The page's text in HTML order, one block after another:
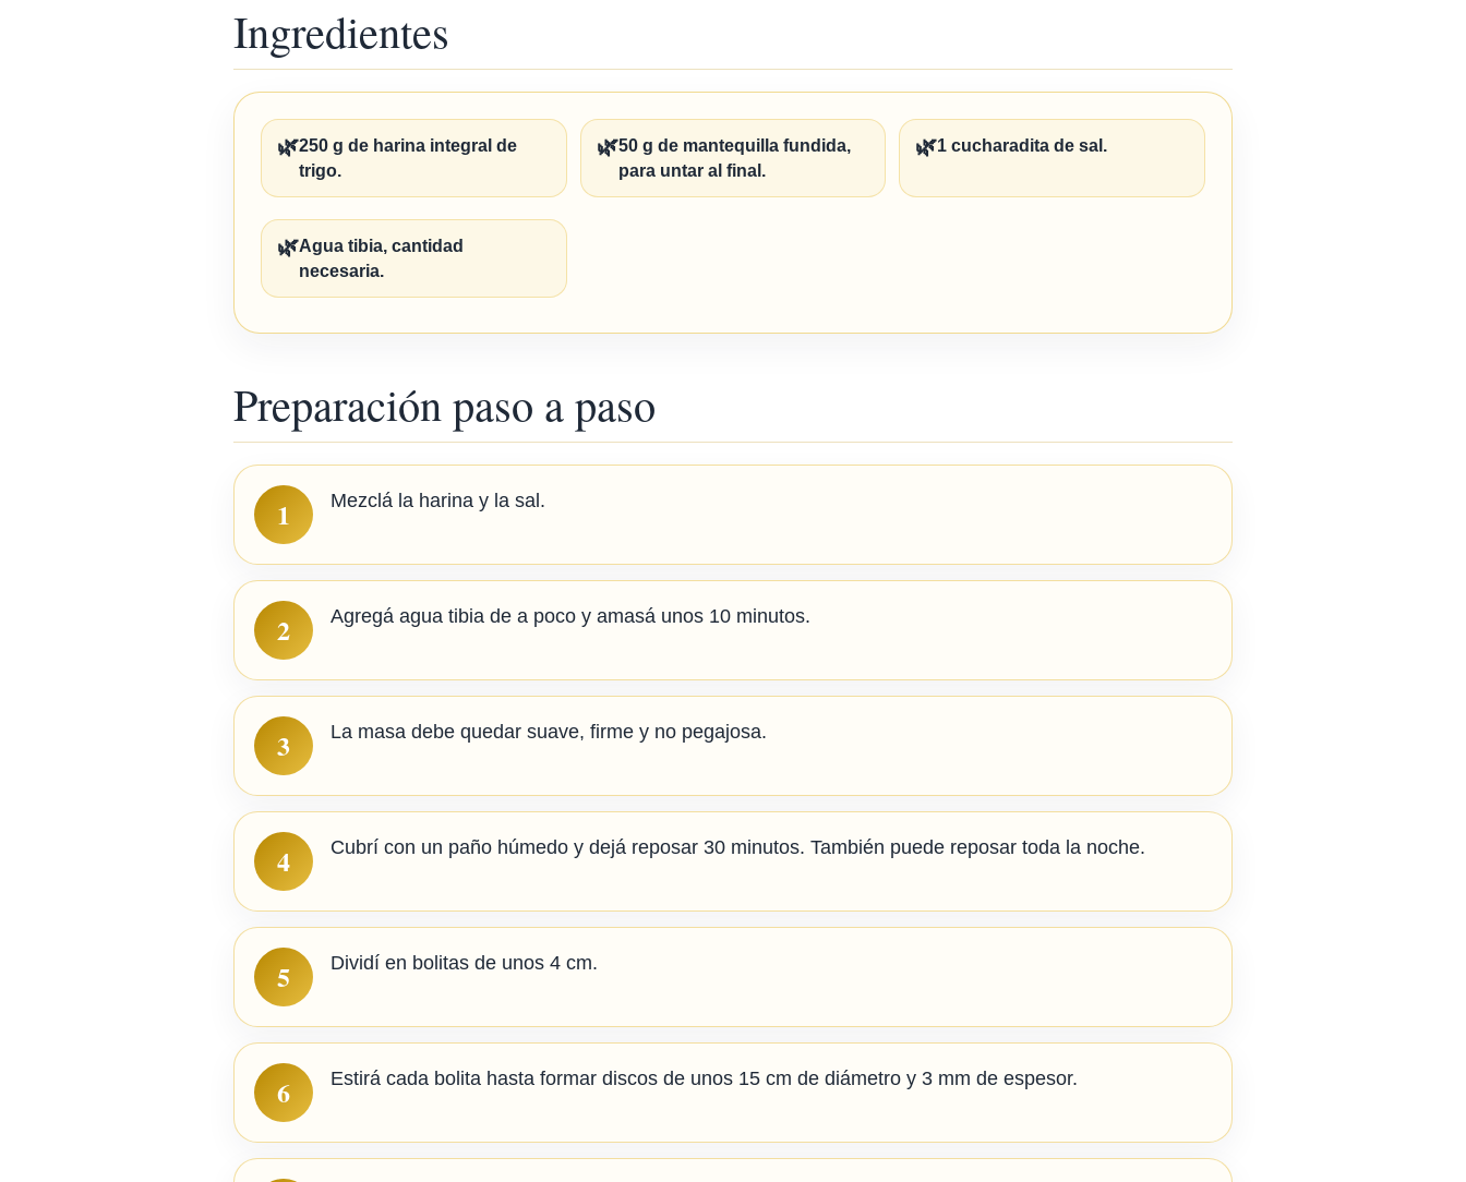
Ingredientes
🌿250 g de harina integral de
trigo.
🌿50 g de mantequilla fundida,
para untar al final.
🌿1 cucharadita de sal.
🌿Agua tibia, cantidad
necesaria.
Preparación paso a paso
1 Mezclá la harina y la sal.
2 Agregá agua tibia de a poco y amasá unos 10 minutos.
3 La masa debe quedar suave, firme y no pegajosa.
4 Cubrí con un paño húmedo y dejá reposar 30 minutos. También puede reposar toda la noche.
5 Dividí en bolitas de unos 4 cm.
6 Estirá cada bolita hasta formar discos de unos 15 cm de diámetro y 3 mm de espesor.